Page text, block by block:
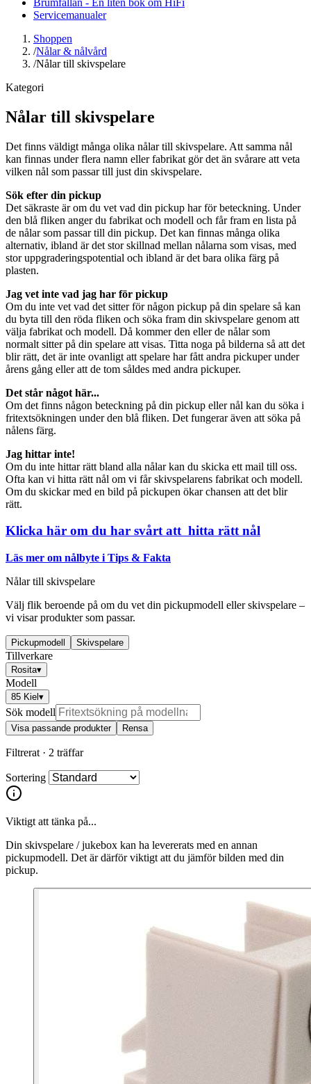
Servicemanualer
Shoppen
/Nålar & nålvård
/Nålar till skivspelare
Kategori
Nålar till skivspelare
Det finns väldigt många olika nålar till skivspelare. Att samma nål
kan finnas under flera namn eller fabrikat gör det än svårare att veta
vilken nål som passar till just din skivspelare.
Sök efter din pickup
Det säkraste är om du vet vad din pickup har för beteckning. Under
den blå fliken anger du fabrikat och modell och får fram en lista på
de nålar som passar till din pickup. Det kan finnas många olika
alternativ, ibland är det stor skillnad mellan nålarna som visas, med
stor uppgraderingspotential och ibland är det bara olika färg på
plasten.
Jag vet inte vad jag har för pickup
Om du inte vet vad det sitter för någon pickup på din spelare så kan
du byta till den röda fliken och söka fram din skivspelare genom att
välja fabrikat och modell. Då kommer den eller de nålar som
normalt sitter på din spelare att visas. Titta noga på bilderna så att det
blir rätt, det är inte ovanligt att spelare har fått andra pickuper under
årens gång eller att de tom såldes med andra pickuper.
Det står något här...
Om det finns någon beteckning på din pickup eller nål kan du söka i
fritextsökningen under den blå fliken. Det fungerar även att söka på
nålens färg.
Jag hittar inte!
Om du inte hittar rätt bland alla nålar kan du skicka ett mail till oss.
Ofta kan vi hitta rätt nål om vi får skivspelarens fabrikat och modell.
Om du skickar med en bild på pickupen ökar chansen att det blir
rätt.
Klicka här om du har svårt att hitta rätt nål
Läs mer om nålbyte i Tips & Fakta
Nålar till skivspelare
Välj flik beroende på om du vet din pickupmodell eller skivspelare –
vi visar produkter som passar.
Pickupmodell Skivspelare
Tillverkare
Rosita▾
Modell
85 Kiel ▾
Sök modell
Visa passande produkter Rensa
Filtrerat · 2 träffar
Sortering
Viktigt att tänka på...
Din skivspelare / jukebox kan ha levererats med en annan
pickupmodell. Det är därför viktigt att du jämför bilden med din
pickup.